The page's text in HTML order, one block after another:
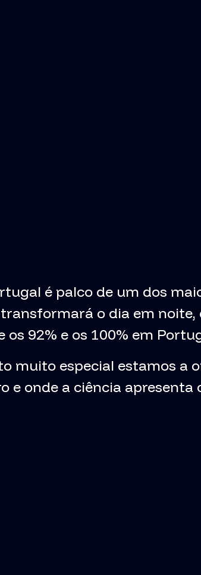
é palco de um dos
o dia em
os 92% e os 100% em
muito especial estamos a
e onde a ciência apresenta